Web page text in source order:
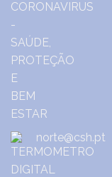
norte@csh.pt